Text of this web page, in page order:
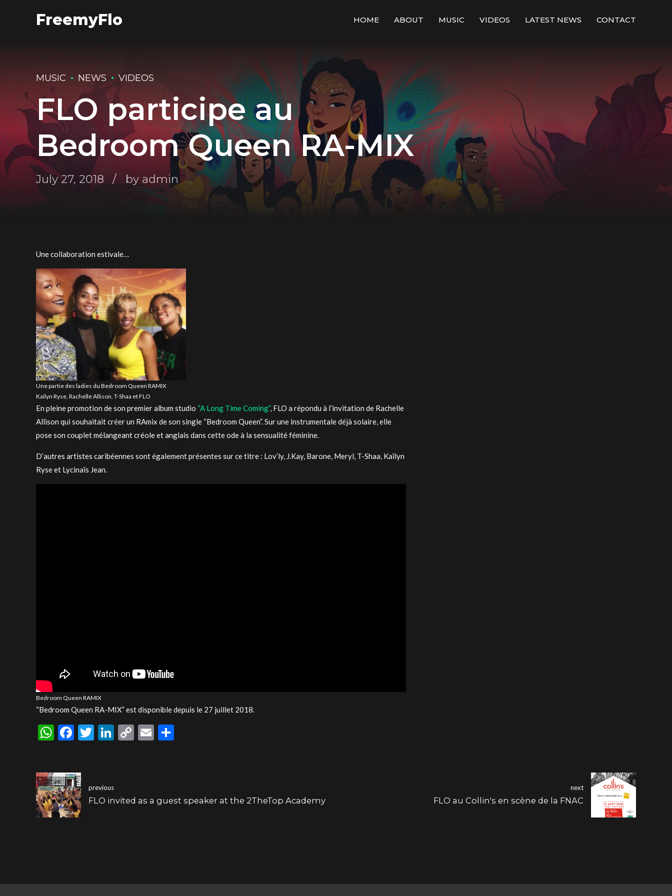
FreemyFlo HOME ABOUT MUSIC VIDEOS LATEST NEWS CONTACT
MUSIC NEWS VIDEOS
FLO participe au
Bedroom Queen RA-MIX
July 27, 2018 by admin
Une collaboration estivale…
Une partie des ladies du Bedroom Queen RAMIX
Kaïlyn Ryse, Rachelle Allison, T-Shaa et FLO
En pleine promotion de son premier album studio “A Long Time Coming”, FLO a répondu à l’invitation de Rachelle
Allison qui souhaitait créer un RAmix de son single “Bedroom Queen”. Sur une instrumentale déjà solaire, elle
pose son couplet mélangeant créole et anglais dans cette ode à la sensualité féminine.
D’autres artistes caribéennes sont également présentes sur ce titre : Lov’ly, J.Kay, Barone, Meryl, T-Shaa, Kaïlyn
Ryse et Lycinaïs Jean.
Bedroom Queen RAMIX
“Bedroom Queen RA-MIX” est disponible depuis le 27 juillet 2018.
WhatsApp
Facebook
Twitter
LinkedIn
CopyEmail
previous
FLO invited as a guest speaker at the 2TheTop Academy
next
FLO au Collin's en scène de la FNAC